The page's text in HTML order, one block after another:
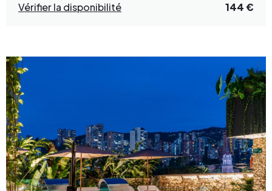
Vérifier la disponibilité 144 €